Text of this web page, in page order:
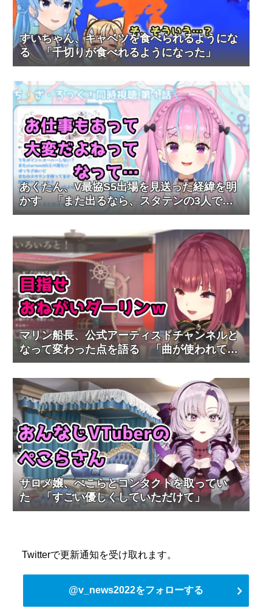
すいちゃん、キャベツを食べられるようにな
る 「千切りが食べれるようになった」
あくたん、V最協S5出場を見送った経緯を明
かす 「また出るなら、スタテンの3人でま
た出たい」
マリン船長、公式アーティストチャンネルと
なって変わった点を語る 「曲が使われてる
と分かるように」
サロメ嬢、ぺこらとコンタクトを取ってい
た 「すごい優しくしていただけて」
Twitterで更新通知を受け取れます。
@v_news2022をフォローする